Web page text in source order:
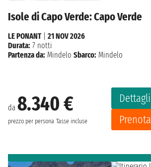
Isole di Capo Verde: Capo Verde
da 8.340 €
prezzo per persona Tasse incluse
Dettagli
Prenota
LE PONANT| 21 NOV 2026
Durata: 7 notti
Partenza da: Mindelo Sbarco: Mindelo